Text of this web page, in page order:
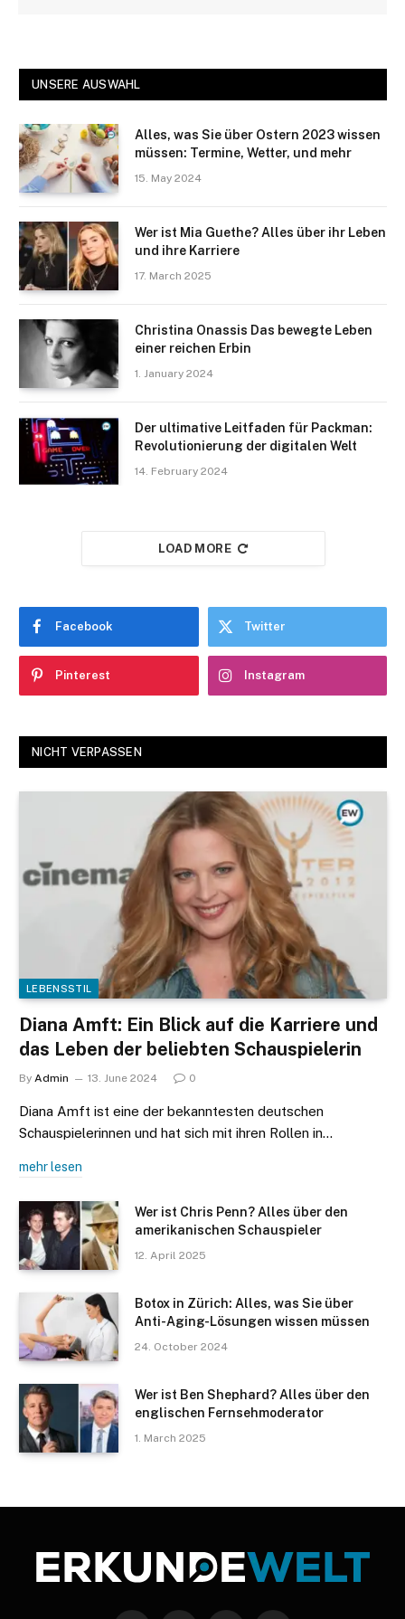
UNSERE AUSWAHL
Alles, was Sie über Ostern 2023 wissen
müssen: Termine, Wetter, und mehr
15. May 2024
Wer ist Mia Guethe? Alles über ihr Leben
und ihre Karriere
17. March 2025
Christina Onassis Das bewegte Leben
einer reichen Erbin
1. January 2024
Der ultimative Leitfaden für Packman:
Revolutionierung der digitalen Welt
14. February 2024
LOAD MORE
Facebook Twitter
Pinterest Instagram
NICHT VERPASSEN
LEBENSSTIL
Diana Amft: Ein Blick auf die Karriere und
das Leben der beliebten Schauspielerin
By Admin 13. June 2024 0
Diana Amft ist eine der bekanntesten deutschen
Schauspielerinnen und hat sich mit ihren Rollen in…
mehr lesen
Wer ist Chris Penn? Alles über den
amerikanischen Schauspieler
12. April 2025
Botox in Zürich: Alles, was Sie über
Anti-Aging-Lösungen wissen müssen
24. October 2024
Wer ist Ben Shephard? Alles über den
englischen Fernsehmoderator
1. March 2025